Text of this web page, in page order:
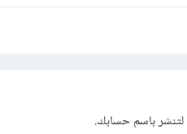
لتنشر باسم حسابك.